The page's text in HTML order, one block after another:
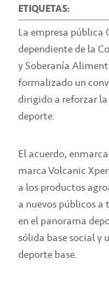
ETIQUETAS:
La empresa pública
dependiente de la
y Soberanía
formalizado un
dirigido a reforzar
deporte.
El acuerdo,
marca Volcanic
a los productos
a nuevos públicos
en el panorama
sólida base social y
deporte base.